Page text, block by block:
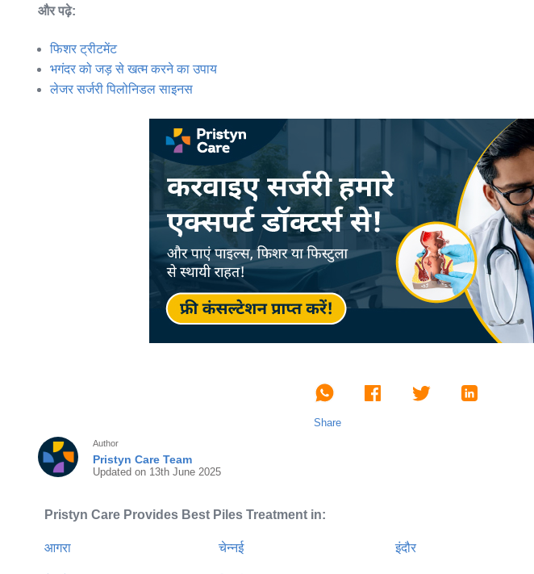
और पढ़े:
फिशर ट्रीटमेंट
भगंदर को जड़ से खत्म करने का उपाय
लेजर सर्जरी पिलोनिडल साइनस
Share
Author
Pristyn Care Team
Updated on 13th June 2025
Pristyn Care Provides Best Piles Treatment in:
आगरा चेन्नई इंदौर